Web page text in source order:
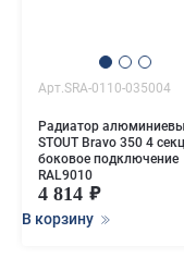
Арт.SRA-0110-035004
Радиатор
STOUT Bravo 350 4
боковое подключение
RAL9010
4 814
В корзину